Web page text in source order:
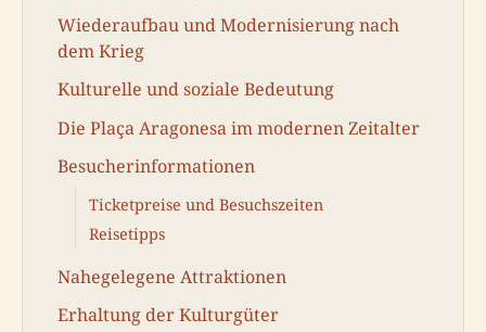
Wiederaufbau und Modernisierung nach
dem Krieg
Kulturelle und soziale Bedeutung
Die Plaça Aragonesa im modernen Zeitalter
Besucherinformationen
Ticketpreise und Besuchszeiten
Reisetipps
Nahegelegene Attraktionen
Erhaltung der Kulturgüter